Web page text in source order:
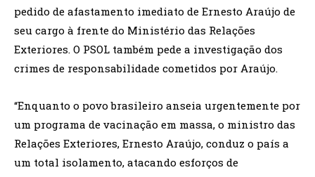
pedido de afastamento imediato de Ernesto Araújo de
seu cargo à frente do Ministério das Relações
Exteriores. O PSOL também pede a investigação dos
crimes de responsabilidade cometidos por Araújo.
“Enquanto o povo brasileiro anseia urgentemente por
um programa de vacinação em massa, o ministro das
Relações Exteriores, Ernesto Araújo, conduz o país a
um total isolamento, atacando esforços de